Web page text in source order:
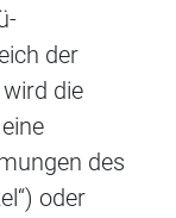
der
die
des
oder